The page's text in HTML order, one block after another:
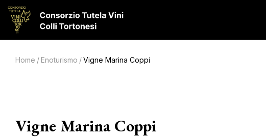
Home / Enoturismo /Vigne Marina Coppi
Vigne Marina Coppi